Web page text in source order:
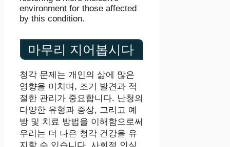
environment for those affected
by this condition.
마무리 지어봅시다
청각 문제는 개인의 삶에 많은
영향을 미치며, 조기 발견과 적
절한 관리가 중요합니다. 난청의
다양한 유형과 증상, 그리고 예
방 및 치료 방법을 이해함으로써
우리는 더 나은 청각 건강을 유
지할 수 있습니다. 사회적 인식